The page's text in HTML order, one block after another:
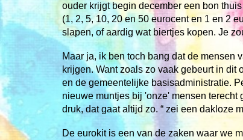
ouder krijgt begin december een bon
(1, 2, 5, 10, 20 en 50 eurocent en 1 en 2
slapen, of aardig wat biertjes kopen. Je
Maar ja, ik ben toch bang dat de mensen
krijgen. Want zoals zo vaak gebeurt in
en de gemeentelijke basisadministratie.
nieuwe muntjes bij 'onze' mensen terecht
druk, dat gaat altijd zo. “ zei een dakloze
De eurokit is een van de zaken waar we